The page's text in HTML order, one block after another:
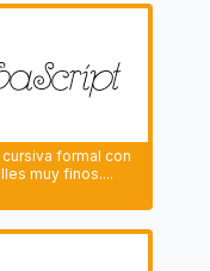
formal con
muy finos....